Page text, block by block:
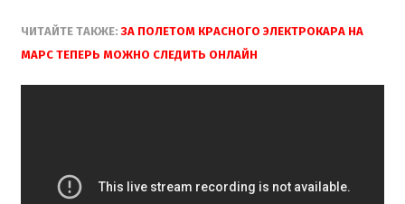
ЧИТАЙТЕ ТАКЖЕ:ЗА ПОЛЕТОМ КРАСНОГО ЭЛЕКТРОКАРА НА
МАРС ТЕПЕРЬ МОЖНО СЛЕДИТЬ ОНЛАЙН